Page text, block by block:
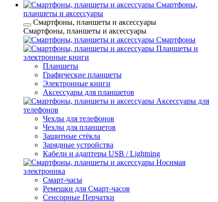
Смартфоны,
планшеты и аксессуары
Смартфоны, планшеты и аксессуары
Смартфоны, планшеты и аксессуары
Смартфоны
Планшеты и
электронные книги
Планшеты
Графические планшеты
Электронные книги
Аксессуары для планшетов
Аксессуары для
телефонов
Чехлы для телефонов
Чехлы для планшетов
Защитные стёкла
Зарядные устройства
Кабели и адаптеры USB / Lightning
Носимая
электроника
Смарт-часы
Ремешки для Смарт-часов
Сенсорные Перчатки